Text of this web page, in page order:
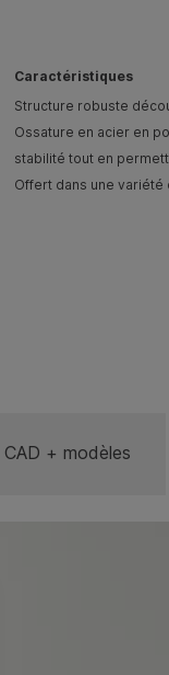
Caractéristiques
Structure robuste
Ossature en acier en
stabilité tout en
Offert dans une
CAD + modèles